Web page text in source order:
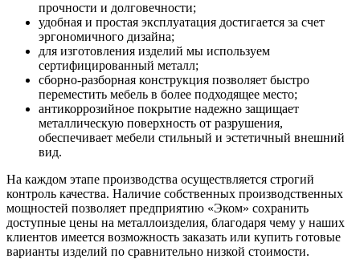
прочности и долговечности;
удобная и простая эксплуатация достигается за счет
эргономичного дизайна;
для изготовления изделий мы используем
сертифицированный металл;
сборно-разборная конструкция позволяет быстро
переместить мебель в более подходящее место;
антикоррозийное покрытие надежно защищает
металлическую поверхность от разрушения,
обеспечивает мебели стильный и эстетичный внешний
вид.
На каждом этапе производства осуществляется строгий
контроль качества. Наличие собственных производственных
мощностей позволяет предприятию «Эком» сохранить
доступные цены на металлоизделия, благодаря чему у наших
клиентов имеется возможность заказать или купить готовые
варианты изделий по сравнительно низкой стоимости.